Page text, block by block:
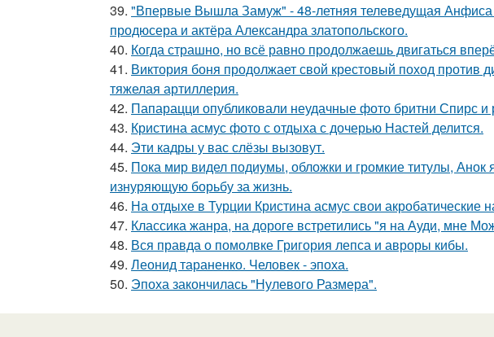
39. "Впервые Вышла Замуж" - 48-летняя телеведущая Анфиса
продюсера и актёра Александра златопольского.
40. Когда страшно, но всё равно продолжаешь двигаться
41. Виктория боня продолжает свой крестовый поход против
тяжелая артиллерия.
42. Папарацци опубликовали неудачные фото бритни Спирс и
43. Кристина асмус фото с отдыха с дочерью Настей делится.
44. Эти кадры у вас слёзы вызовут.
45. Пока мир видел подиумы, обложки и громкие титулы,
изнуряющую борьбу за жизнь.
46. На отдыхе в Турции Кристина асмус свои акробатические
47. Классика жанра, на дороге встретились "я на Ауди, мне
48. Вся правда о помолвке Григория лепса и авроры кибы.
49. Леонид тараненко. Человек - эпоха.
50. Эпоха закончилась "Нулевого Размера".